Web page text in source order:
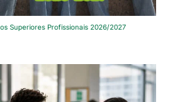
Superiores Profissionais 2026/2027